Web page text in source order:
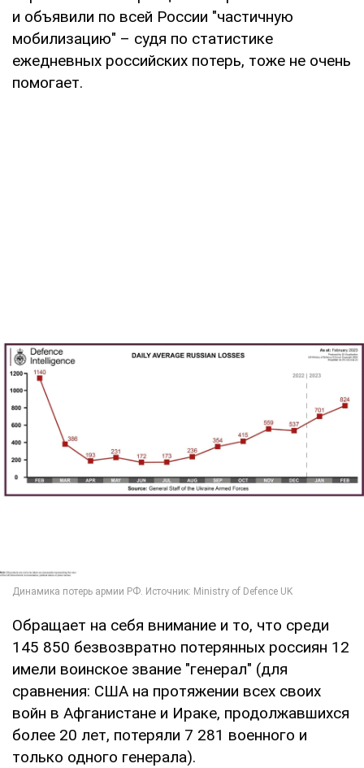
и объявили по всей России "частичную
мобилизацию" – судя по статистике
ежедневных российских потерь, тоже не очень
помогает.
Обращает на себя внимание и то, что среди
145 850 безвозвратно потерянных россиян 12
имели воинское звание "генерал" (для
сравнения: США на протяжении всех своих
войн в Афганистане и Ираке, продолжавшихся
более 20 лет, потеряли 7 281 военного и
только одного генерала).